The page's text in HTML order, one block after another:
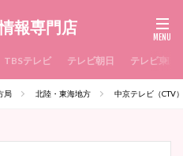
報専門店
TBSテレビ テレビ朝日 テレビ東京
局 北陸・東海地方 中京テレビ（CTV）